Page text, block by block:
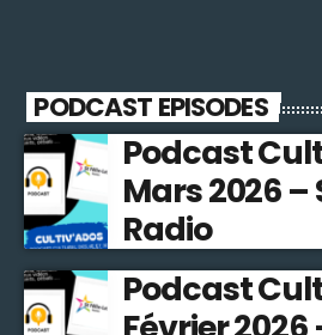
PODCAST EPISODES
Podcast
Mars 2026 –
Radio
Podcast